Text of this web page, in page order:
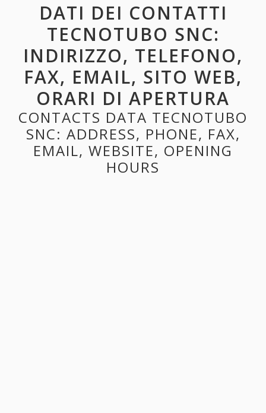
DATI DEI CONTATTI
TECNOTUBO SNC:
INDIRIZZO, TELEFONO,
FAX, EMAIL, SITO WEB,
ORARI DI APERTURA
CONTACTS DATA TECNOTUBO
SNC: ADDRESS, PHONE, FAX,
EMAIL, WEBSITE, OPENING
HOURS